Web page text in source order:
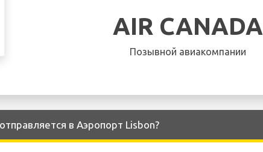
AIR CANADA
Позывной авиакомпании
в Аэропорт Lisbon?